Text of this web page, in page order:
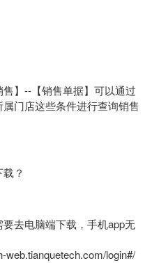
】--【销售单据】可以通过
门店这些条件进行查询销售
？
去电脑端下载，手机app无
login#/